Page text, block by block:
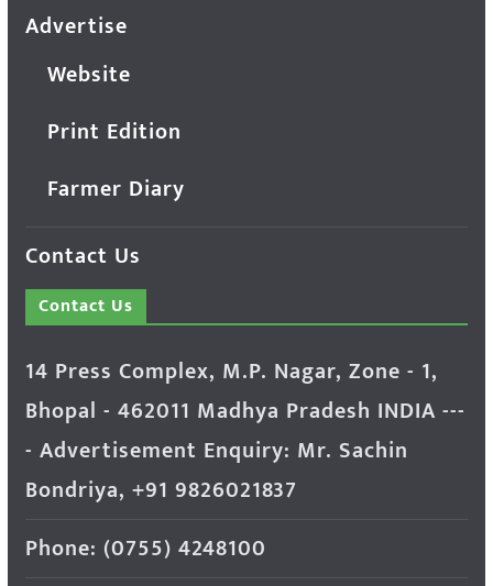
Advertise
Website
Print Edition
Farmer Diary
Contact Us
Contact Us
14 Press Complex, M.P. Nagar, Zone - 1,
Bhopal - 462011 Madhya Pradesh INDIA ---
- Advertisement Enquiry: Mr. Sachin
Bondriya, +91 9826021837
Phone: (0755) 4248100